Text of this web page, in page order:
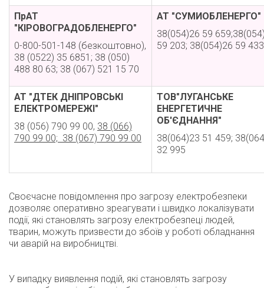
ПрАТ
"КІРОВОГРАДОБЛЕНЕРГО"
0-800-501-148 (безкоштовно),
38 (0522) 35 6851; 38 (050)
488 80 63; 38 (067) 521 15 70
АТ "СУМИОБЛЕНЕРГО"
38(054)26 59
59 203; 38(054)26 59 433
АТ "ДТЕК ДНІПРОВСЬКІ
ЕЛЕКТРОМЕРЕЖІ"
38 (056) 790 99 00, 38 (066)
790 99 00; 38 (067) 790 99 00
ТОВ"ЛУГАНСЬКЕ
ЕНЕРГЕТИЧНЕ
ОБ'ЄДНАННЯ"
38(064)23 51 459;
32 995
Своєчасне повідомлення про загрозу електробезпеки
дозволяє оперативно зреагувати і швидко локалізувати
події, які становлять загрозу електробезпеці людей,
тварин, можуть призвести до збоїв у роботі обладнання
чи аварій на виробництві.
У випадку виявлення подій, які становлять загрозу